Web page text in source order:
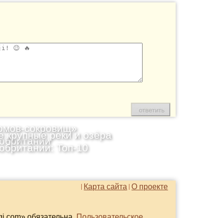
сокровищ»
крупные реки и озёра
Топ-10
О проекте
Карта сайта